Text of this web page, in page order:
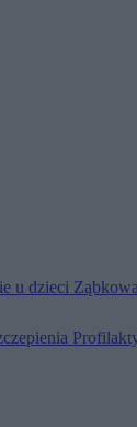
u dzieci